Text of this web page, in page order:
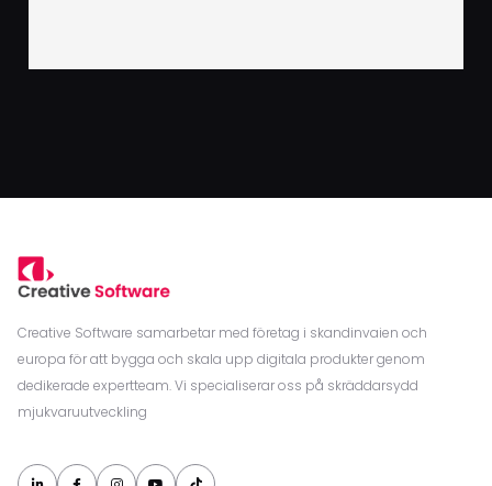
Creative Software samarbetar med företag i skandinvaien och
europa för att bygga och skala upp digitala produkter genom
dedikerade expertteam. Vi specialiserar oss på skräddarsydd
mjukvaruutveckling